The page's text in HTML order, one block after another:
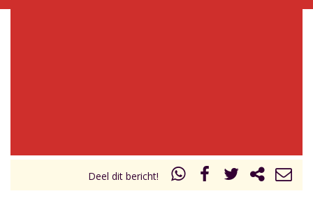
Deel dit bericht!